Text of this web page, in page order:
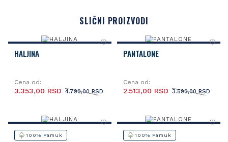
SLIČNI PROIZVODI
HALJINA
Cena od:
4.790,00 RSD
3.353,00 RSD
PANTALONE
Cena od:
3.590,00 RSD
2.513,00 RSD
100% Pamuk 100% Pamuk